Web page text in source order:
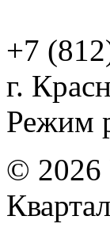
+7
г.
Режим
© 2026